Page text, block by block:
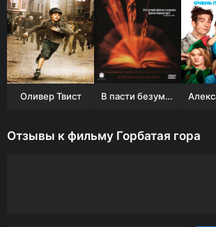
Оливер Твист В пасти безумия
Отзывы к фильму Горбатая гора